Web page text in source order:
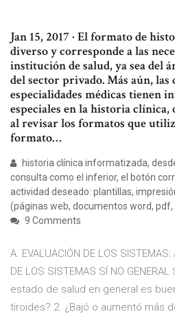
Jan 15, 2017 · El formato de
diverso y corresponde a las
institución de salud, ya sea del
del sector privado. Más aún, las
especialidades médicas tienen
especiales en la historia clínica,
al revisar los formatos que
formato…
historia clínica informatizada,
consulta como el inferior, el botón
actividad deseado: plantillas,
(páginas web, documentos word, pdf,
9 Comments
A. EVALUACIÓN DE LOS
DE LOS SISTEMAS SÍ NO GENERAL
estado de salud en general es
tiroides? 2. ¿Bajó o aumentó más